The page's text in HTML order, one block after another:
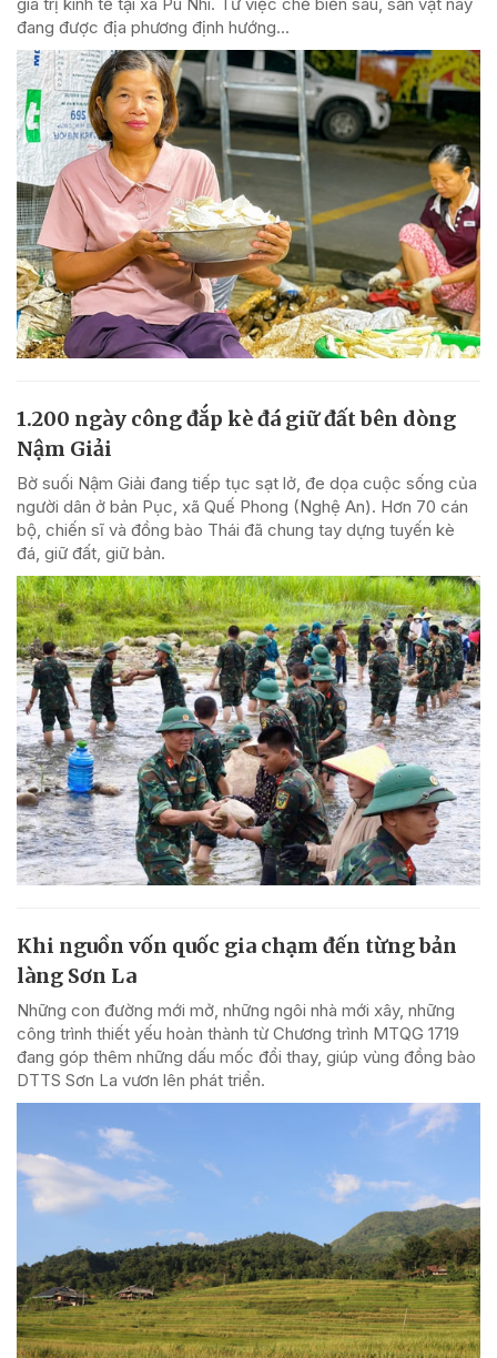
đang được địa phương định hướng...
1.200 ngày công đắp kè đá giữ đất bên dòng
Nậm Giải
Bờ suối Nậm Giải đang tiếp tục sạt lở, đe dọa cuộc sống của
người dân ở bản Pục, xã Quế Phong (Nghệ An). Hơn 70 cán
bộ, chiến sĩ và đồng bào Thái đã chung tay dựng tuyến kè
đá, giữ đất, giữ bản.
Khi nguồn vốn quốc gia chạm đến từng bản
làng Sơn La
Những con đường mới mở, những ngôi nhà mới xây, những
công trình thiết yếu hoàn thành từ Chương trình MTQG 1719
đang góp thêm những dấu mốc đổi thay, giúp vùng đồng bào
DTTS Sơn La vươn lên phát triển.